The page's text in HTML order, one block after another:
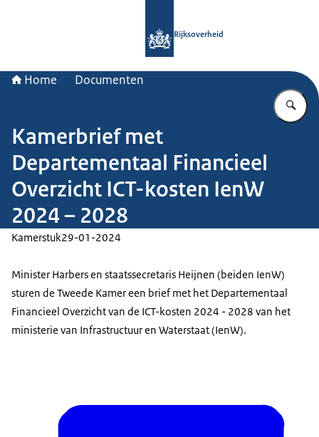
Rijksoverheid
Home Documenten
Kamerbrief met
Departementaal Financieel
Overzicht ICT-kosten IenW
2024 – 2028
Kamerstuk29-01-2024
Minister Harbers en staatssecretaris Heijnen (beiden IenW)
sturen de Tweede Kamer een brief met het Departementaal
Financieel Overzicht van de ICT-kosten 2024 - 2028 van het
ministerie van Infrastructuur en Waterstaat (IenW).